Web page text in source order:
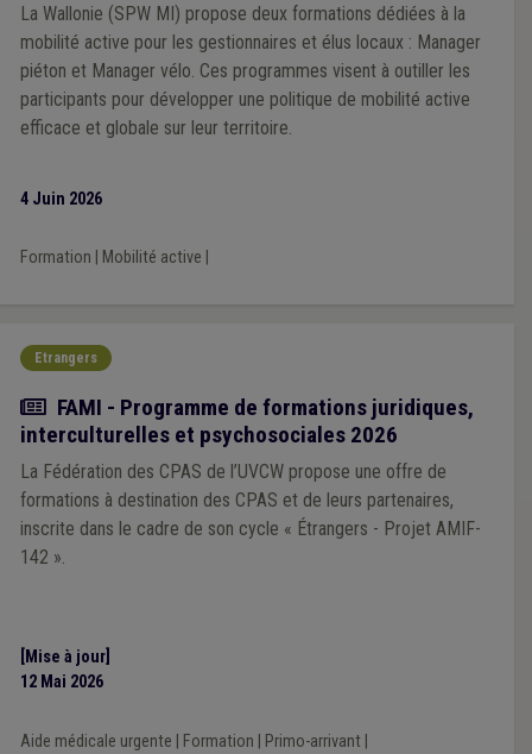
La Wallonie (SPW MI) propose deux formations dédiées à la
mobilité active pour les gestionnaires et élus locaux : Manager
piéton et Manager vélo. Ces programmes visent à outiller les
participants pour développer une politique de mobilité active
efficace et globale sur leur territoire.
4 Juin 2026
Formation Mobilité active
Etrangers
Actualité
FAMI - Programme de formations juridiques,
interculturelles et psychosociales 2026
La Fédération des CPAS de l’UVCW propose une offre de
formations à destination des CPAS et de leurs partenaires,
inscrite dans le cadre de son cycle « Étrangers - Projet AMIF-
142 ».
[Mise à jour]
12 Mai 2026
Aide médicale urgente Formation Primo-arrivant|